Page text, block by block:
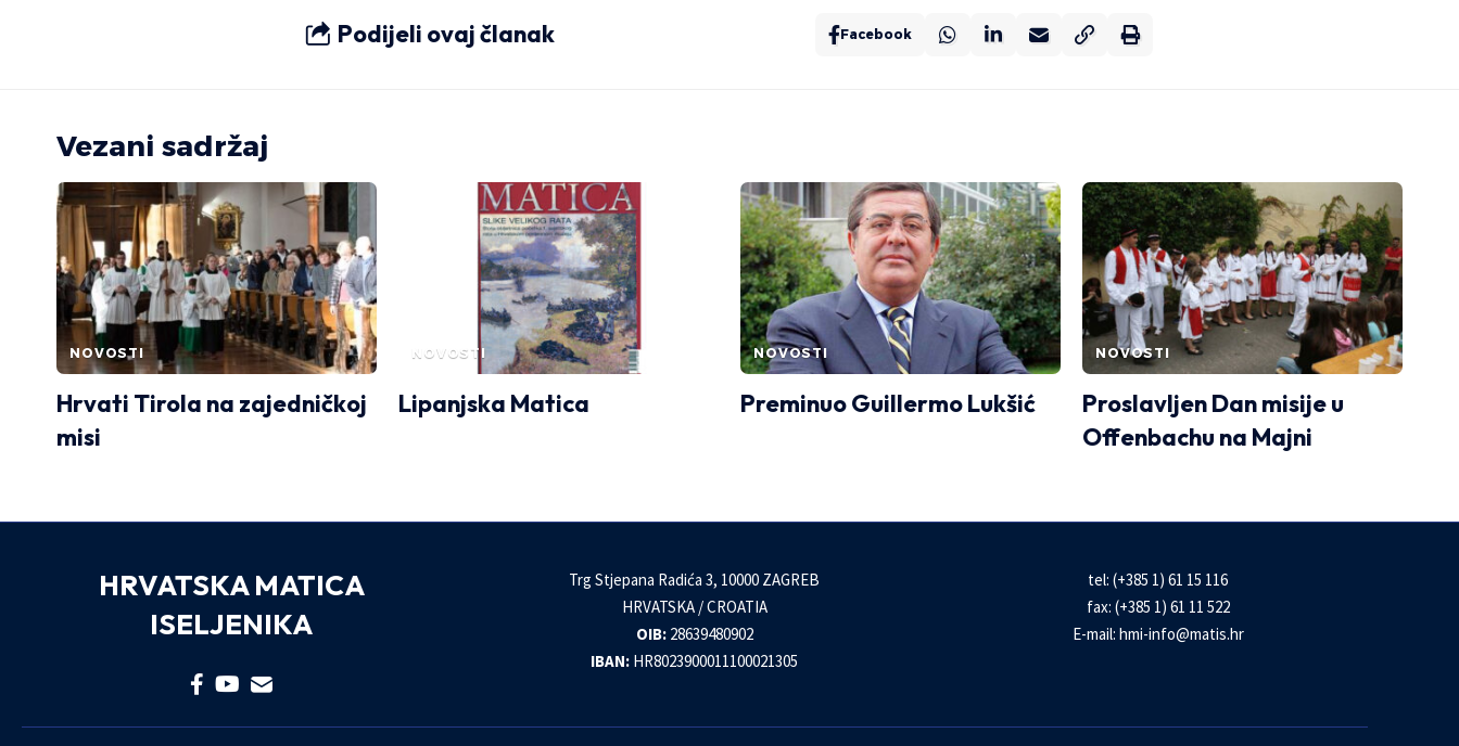
Podijeli ovaj članak Facebook
Vezani sadržaj
NOVOSTI
Hrvati Tirola na zajedničkoj
misi
NOVOSTI
Lipanjska Matica
NOVOSTI
Preminuo Guillermo Lukšić
NOVOSTI
Proslavljen Dan misije u
Offenbachu na Majni
HRVATSKA MATICA
ISELJENIKA
Trg Stjepana Radića 3, 10000 ZAGREB
HRVATSKA / CROATIA
OIB:28639480902
IBAN: HR8023900011100021305
tel: (+385 1) 61 15 116
fax: (+385 1) 61 11 522
E-mail: hmi-info@matis.hr